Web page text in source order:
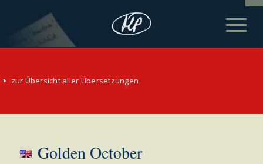
zur Übersicht aller Übersetzungen
Golden October